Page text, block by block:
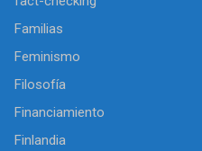
Familias
Feminismo
Filosofía
Financiamiento
Finlandia